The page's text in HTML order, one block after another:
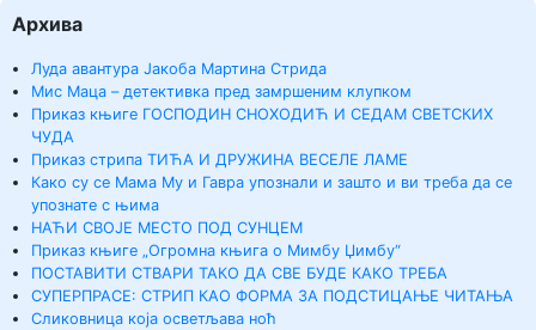
Архива
Луда авантура Јакоба Мартина Стрида
Мис Маца – детективка пред замршеним клупком
Приказ књиге ГОСПОДИН СНОХОДИЋ И СЕДАМ СВЕТСКИХ
ЧУДА
Приказ стрипа ТИЋА И ДРУЖИНА ВЕСЕЛЕ ЛАМЕ
Како су се Мама Му и Гавра упознали и зашто и ви треба да се
упознате с њима
НАЋИ СВОЈЕ МЕСТО ПОД СУНЦЕМ
Приказ књиге „Огромна књига о Мимбу Џимбу“
ПОСТАВИТИ СТВАРИ ТАКО ДА СВЕ БУДЕ КАКО ТРЕБА
СУПЕРПРАСЕ: СТРИП КАО ФОРМА ЗА ПОДСТИЦАЊЕ ЧИТАЊА
Сликовница која осветљава ноћ